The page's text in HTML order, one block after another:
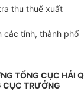
thu thuế xuất
các tỉnh, thành phố
TỔNG CỤC HẢI
CỤC TRƯỞNG